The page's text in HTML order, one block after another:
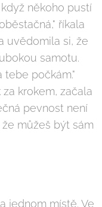
někoho pustí
říkala
uvědomila si, že
samotu.
tebe počkám."
krokem, začala
pevnost není
můžeš být sám
jednom místě. Ve